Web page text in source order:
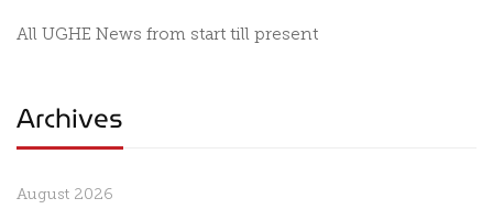
All UGHE News from start till present
Archives
August 2026